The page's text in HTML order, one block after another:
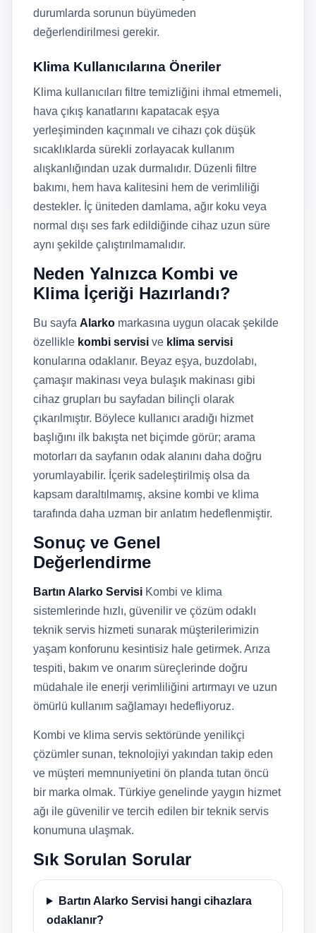
durumlarda sorunun büyümeden
değerlendirilmesi gerekir.
Klima Kullanıcılarına Öneriler
Klima kullanıcıları filtre temizliğini ihmal etmemeli,
hava çıkış kanatlarını kapatacak eşya
yerleşiminden kaçınmalı ve cihazı çok düşük
sıcaklıklarda sürekli zorlayacak kullanım
alışkanlığından uzak durmalıdır. Düzenli filtre
bakımı, hem hava kalitesini hem de verimliliği
destekler. İç üniteden damlama, ağır koku veya
normal dışı ses fark edildiğinde cihaz uzun süre
aynı şekilde çalıştırılmamalıdır.
Neden Yalnızca Kombi ve
Klima İçeriği Hazırlandı?
Bu sayfa Alarko markasına uygun olacak şekilde
özellikle kombi servisi ve klima servisi
konularına odaklanır. Beyaz eşya, buzdolabı,
çamaşır makinası veya bulaşık makinası gibi
cihaz grupları bu sayfadan bilinçli olarak
çıkarılmıştır. Böylece kullanıcı aradığı hizmet
başlığını ilk bakışta net biçimde görür; arama
motorları da sayfanın odak alanını daha doğru
yorumlayabilir. İçerik sadeleştirilmiş olsa da
kapsam daraltılmamış, aksine kombi ve klima
tarafında daha uzman bir anlatım hedeflenmiştir.
Sonuç ve Genel
Değerlendirme
Bartın Alarko Servisi Kombi ve klima
sistemlerinde hızlı, güvenilir ve çözüm odaklı
teknik servis hizmeti sunarak müşterilerimizin
yaşam konforunu kesintisiz hale getirmek. Arıza
tespiti, bakım ve onarım süreçlerinde doğru
müdahale ile enerji verimliliğini artırmayı ve uzun
ömürlü kullanım sağlamayı hedefliyoruz.
Kombi ve klima servis sektöründe yenilikçi
çözümler sunan, teknolojiyi yakından takip eden
ve müşteri memnuniyetini ön planda tutan öncü
bir marka olmak. Türkiye genelinde yaygın hizmet
ağı ile güvenilir ve tercih edilen bir teknik servis
konumuna ulaşmak.
Sık Sorulan Sorular
Bartın Alarko Servisi hangi cihazlara
odaklanır?